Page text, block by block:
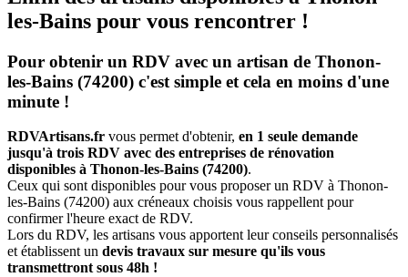
les-Bains pour vous rencontrer !
Pour obtenir un RDV avec un artisan de Thonon-
les-Bains (74200) c'est simple et cela en moins d'une
minute !
RDVArtisans.fr vous permet d'obtenir, en 1 seule demande
jusqu'à trois RDV avec des entreprises de rénovation
disponibles à Thonon-les-Bains (74200).
Ceux qui sont disponibles pour vous proposer un RDV à Thonon-
les-Bains (74200) aux créneaux choisis vous rappellent pour
confirmer l'heure exact de RDV.
Lors du RDV, les artisans vous apportent leur conseils personnalisés
et établissent un devis travaux sur mesure qu'ils vous
transmettront sous 48h !